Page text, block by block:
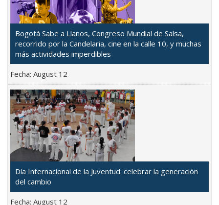
Bogotá Sabe a Llanos, Congreso Mundial de Salsa,
recorrido por la Candelaria, cine en la calle 10, y muchas
más actividades imperdibles
Fecha: August 12
Día Internacional de la Juventud: celebrar la generación
del cambio
Fecha: August 12